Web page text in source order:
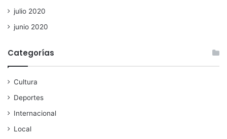
julio 2020
junio 2020
Categorías
Cultura
Deportes
Internacional
Local